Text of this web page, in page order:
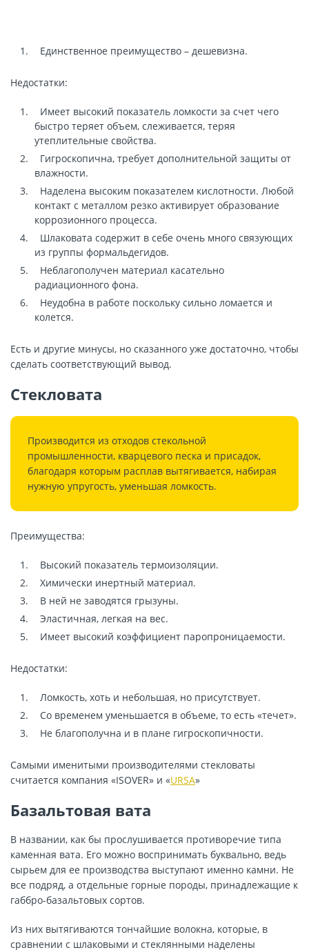
Единственное преимущество – дешевизна.
Недостатки:
Имеет высокий показатель ломкости за счет чего
быстро теряет объем, слеживается, теряя
утеплительные свойства.
Гигроскопична, требует дополнительной защиты от
влажности.
Наделена высоким показателем кислотности. Любой
контакт с металлом резко активирует образование
коррозионного процесса.
Шлаковата содержит в себе очень много связующих
из группы формальдегидов.
Неблагополучен материал касательно
радиационного фона.
Неудобна в работе поскольку сильно ломается и
колется.
Есть и другие минусы, но сказанного уже достаточно, чтобы
сделать соответствующий вывод.
Стекловата
Производится из отходов стекольной
промышленности, кварцевого песка и присадок,
благодаря которым расплав вытягивается, набирая
нужную упругость, уменьшая ломкость.
Преимущества:
Высокий показатель термоизоляции.
Химически инертный материал.
В ней не заводятся грызуны.
Эластичная, легкая на вес.
Имеет высокий коэффициент паропроницаемости.
Недостатки:
Ломкость, хоть и небольшая, но присутствует.
Со временем уменьшается в объеме, то есть «течет».
Не благополучна и в плане гигроскопичности.
Самыми именитыми производителями стекловаты
считается компания «ISOVER» и «URSA»
Базальтовая вата
В названии, как бы прослушивается противоречие типа
каменная вата. Его можно воспринимать буквально, ведь
сырьем для ее производства выступают именно камни. Не
все подряд, а отдельные горные породы, принадлежащие к
габбро-базальтовых сортов.
Из них вытягиваются тончайшие волокна, которые, в
сравнении с шлаковыми и стеклянными наделены